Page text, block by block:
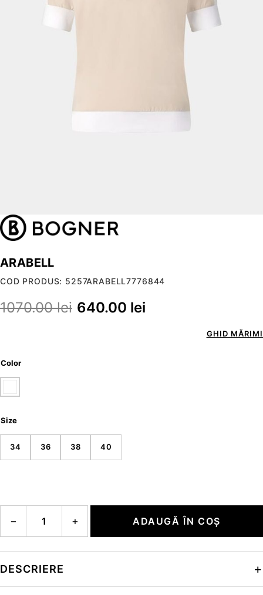
ARABELL
COD PRODUS: 5257ARABELL7776844
1070.00lei 640.00 lei
GHID MĂRIMI
Color
Size
34 36 38 40
− + ADAUGĂ ÎN COȘ
DESCRIERE